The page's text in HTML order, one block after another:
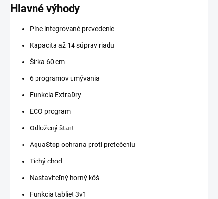
Hlavné výhody
Plne integrované prevedenie
Kapacita až 14 súprav riadu
Šírka 60 cm
6 programov umývania
Funkcia ExtraDry
ECO program
Odložený štart
AquaStop ochrana proti pretečeniu
Tichý chod
Nastaviteľný horný kôš
Funkcia tabliet 3v1